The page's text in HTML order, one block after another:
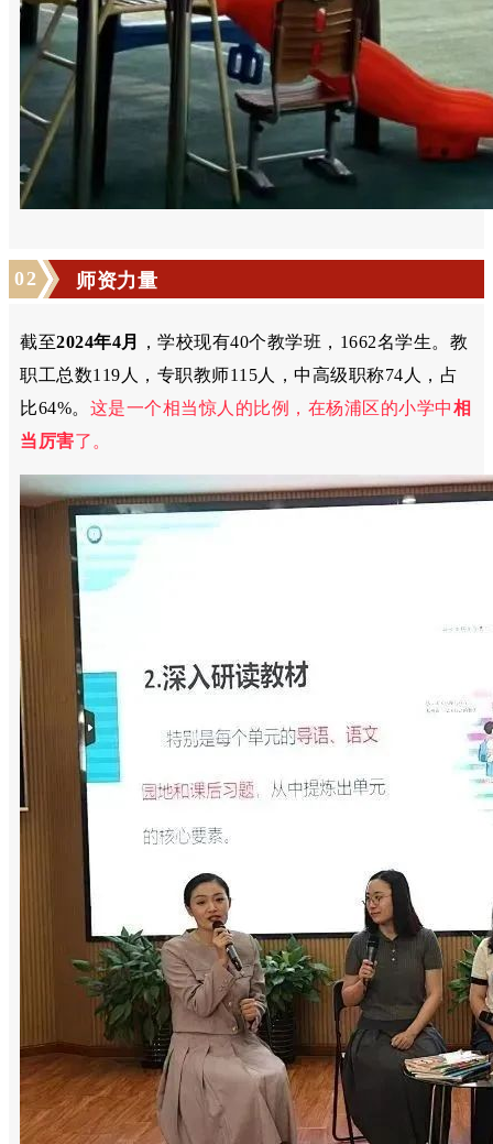
02 师资力量
截至2024年4月 ，学校现有40个教学班，1662名学生。教
职工总数119人， 专职教师115人，中高级职称74人，占
比64%。 这是一个相当惊人的比例，在杨浦区的小学中相
当厉害了。